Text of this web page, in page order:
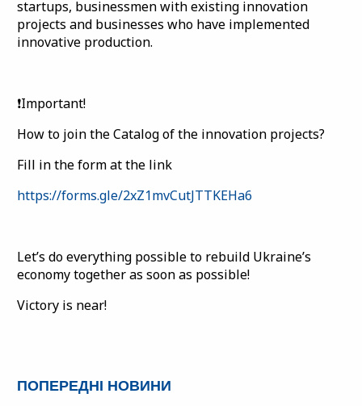
startups, businessmen with existing innovation
projects and businesses who have implemented
innovative production.
❗️Important!
How to join the Catalog of the innovation projects?
Fill in the form at the link
https://forms.gle/2xZ1mvCutJTTKEHa6
Let’s do everything possible to rebuild Ukraine’s
economy together as soon as possible!
Victory is near!
ПОПЕРЕДНІ НОВИНИ